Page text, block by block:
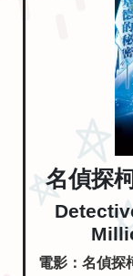
名偵探
電影：名偵探